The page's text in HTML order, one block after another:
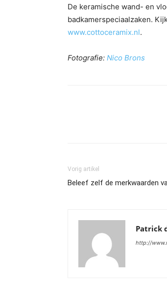
De keramische wand- en
badkamerspeciaalzaken.
www.cottoceramix.nl.
Fotografie: Nico Brons
Vorig artikel
Beleef zelf de merkwaarden
Patrick
http://